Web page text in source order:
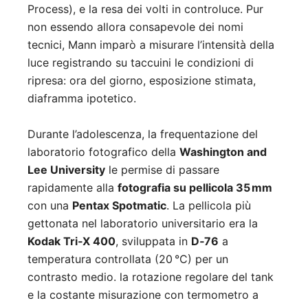
Process), e la resa dei volti in controluce. Pur
non essendo allora consapevole dei nomi
tecnici, Mann imparò a misurare l’intensità della
luce registrando su taccuini le condizioni di
ripresa: ora del giorno, esposizione stimata,
diaframma ipotetico.
Durante l’adolescenza, la frequentazione del
laboratorio fotografico della Washington and
Lee University le permise di passare
rapidamente alla fotografia su pellicola 35 mm
con una Pentax Spotmatic. La pellicola più
gettonata nel laboratorio universitario era la
Kodak Tri‑X 400, sviluppata in D‑76 a
temperatura controllata (20 °C) per un
contrasto medio. la rotazione regolare del tank
e la costante misurazione con termometro a